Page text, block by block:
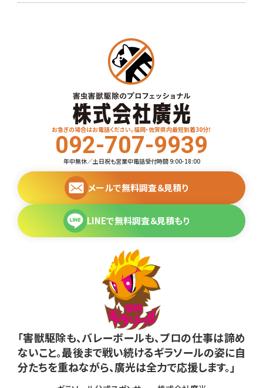
お急ぎの場合はお電話ください。福岡・佐賀県内最短到着30分！
092-707-9939
年中無休／土日祝も営業中電話受付時間 9:00-18:00
メールで無料調査＆見積り
LINEで無料調査＆見積もり
「害獣駆除も、バレーボールも、プロの仕事は諦め
ないこと。最後まで戦い続けるギラソールの姿に自
分たちを重ねながら、廣光は全力で応援します。」